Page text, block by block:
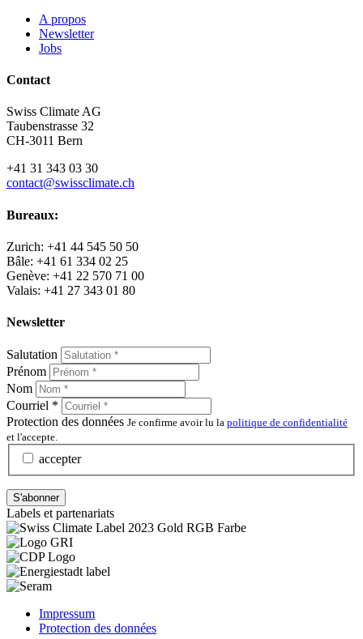
A propos
Newsletter
Jobs
Contact
Swiss Climate AG
Taubenstrasse 32
CH-3011 Bern
+41 31 343 03 30
contact@swissclimate.ch
Bureaux:
Zurich: +41 44 545 50 50
Bâle: +41 61 334 02 25
Genève: +41 22 570 71 00
Valais: +41 27 343 01 80
Newsletter
Salutation
Prénom
Nom
Courriel *
Protection des données Je confirme avoir lu la politique de confidentialité
et l'accepte.
accepter
Labels et partenariats
Impressum
Protection des données